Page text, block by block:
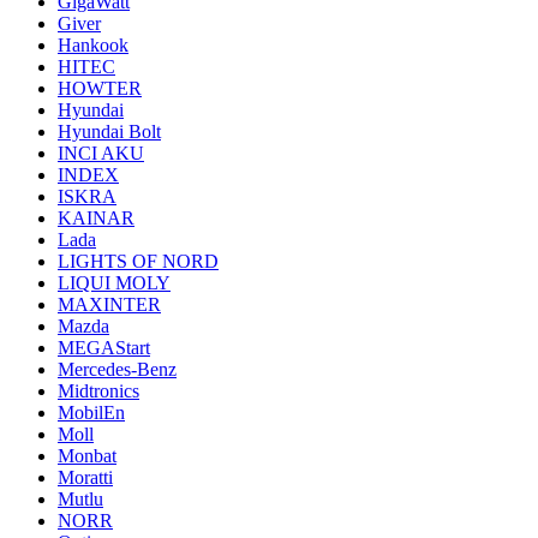
Giver
Hankook
HITEC
HOWTER
Hyundai
Hyundai Bolt
INCI AKU
INDEX
ISKRA
KAINAR
Lada
LIGHTS OF NORD
LIQUI MOLY
MAXINTER
Mazda
MEGAStart
Mercedes-Benz
Midtronics
MobilEn
Moll
Monbat
Moratti
Mutlu
NORR